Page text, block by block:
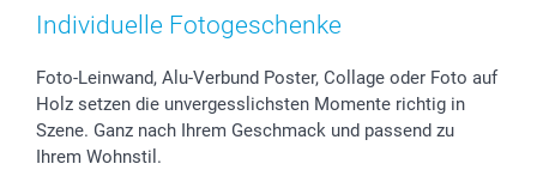
Individuelle Fotogeschenke
Foto-Leinwand, Alu-Verbund Poster, Collage oder Foto auf
Holz setzen die unvergesslichsten Momente richtig in
Szene. Ganz nach Ihrem Geschmack und passend zu
Ihrem Wohnstil.